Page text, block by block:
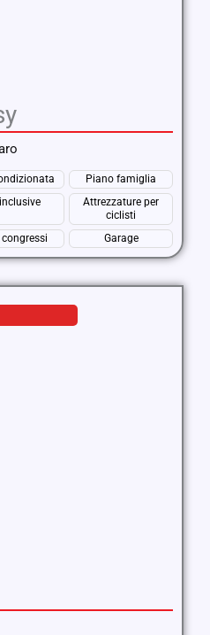
Piano famiglia
Attrezzature per
ciclisti
Garage